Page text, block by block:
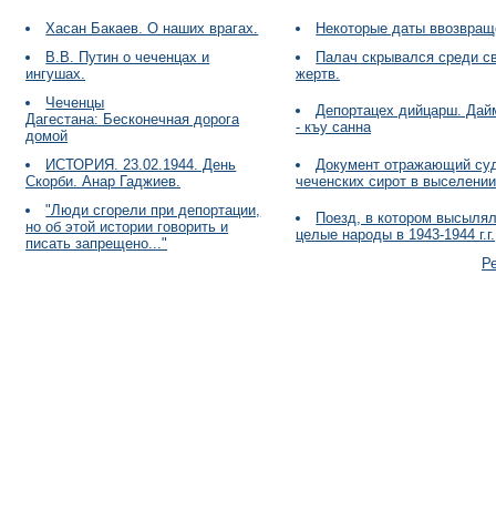
Хасан Бакаев. О наших врагах.
Некоторые даты
В.В. Путин о чеченцах и
ингушах.
Палач скрывался среди
жертв.
Чеченцы
Дагестана: Бесконечная дорога
домой
Депортацех дийцарш.
- къу санна
ИСТОРИЯ. 23.02.1944. День
Скорби. Анар Гаджиев.
Документ отражающий
чеченских сирот в
"Люди сгорели при депортации,
но об этой истории говорить и
писать запрещено..."
Поезд, в котором
целые народы в 1943-1944 г.г.